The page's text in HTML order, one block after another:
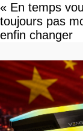
« En temps
toujours pas
enfin changer